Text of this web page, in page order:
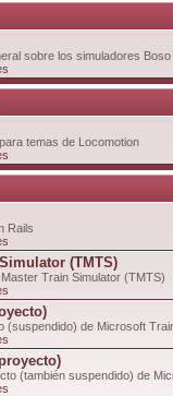
sobre los simuladores
temas de Locomotion
Rails
(TMTS)
Train Simulator (TMTS)
(suspendido) de Microsoft
(también suspendido) de